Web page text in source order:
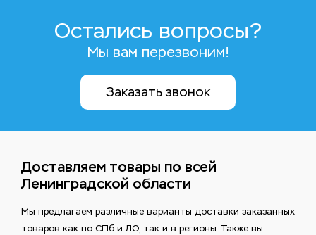
Остались вопросы?
Мы вам перезвоним!
Заказать звонок
Доставляем товары по всей
Ленинградской области
Мы предлагаем различные варианты доставки заказанных
товаров как по СПб и ЛО, так и в регионы. Также вы